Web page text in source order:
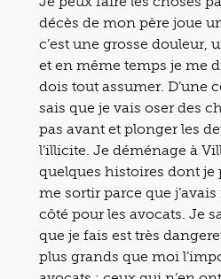
décès de mon père joue
c’est une grosse douleur,
et en même temps je me
dois tout assumer. D’une
sais que je vais oser des
pas avant et plonger les
l’illicite. Je déménage à
quelques histoires dont je
me sortir parce que
côté pour les avocats. Je
que je fais est très
plus grands que moi